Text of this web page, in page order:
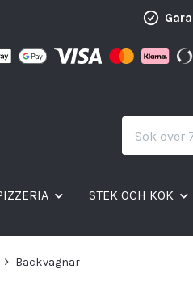
STEK OCH KOK
Backvagnar